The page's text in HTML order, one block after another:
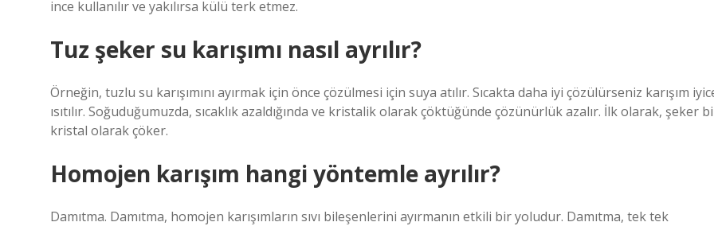
ince kullanılır ve yakılırsa külü terk etmez.
Tuz şeker su karışımı nasıl ayrılır?
Örneğin, tuzlu su karışımını ayırmak için önce çözülmesi için suya atılır. Sıcakta daha iyi çözülürseniz karışım
ısıtılır. Soğuduğumuzda, sıcaklık azaldığında ve kristalik olarak çöktüğünde çözünürlük azalır. İlk olarak, şeker
kristal olarak çöker.
Homojen karışım hangi yöntemle ayrılır?
Damıtma. Damıtma, homojen karışımların sıvı bileşenlerini ayırmanın etkili bir yoludur. Damıtma, tek tek